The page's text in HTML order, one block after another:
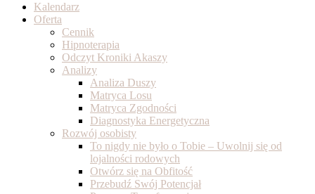
Kalendarz
Oferta
Cennik
Hipnoterapia
Odczyt Kroniki Akaszy
Analizy
Analiza Duszy
Matryca Losu
Matryca Zgodności
Diagnostyka Energetyczna
Rozwój osobisty
To nigdy nie było o Tobie – Uwolnij się od
lojalności rodowych
Otwórz się na Obfitość
Przebudź Swój Potencjał